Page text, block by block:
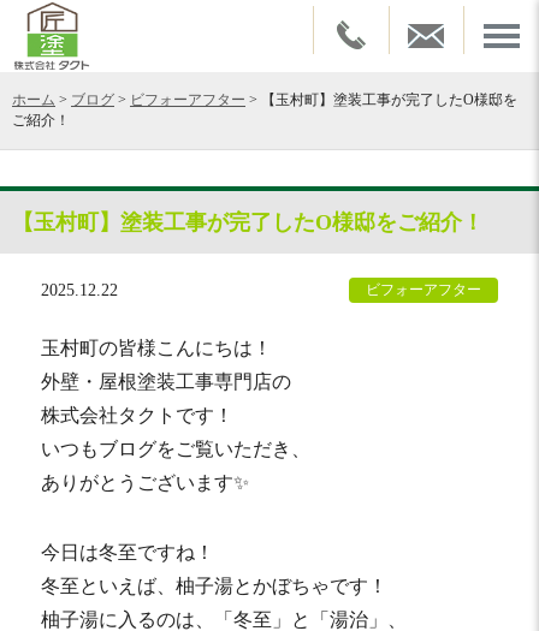
ホーム > ブログ > ビフォーアフター >
【玉村町】塗装工事が完了したO様邸を
ご紹介！
【玉村町】塗装工事が完了したO様邸をご紹介！
2025.12.22 ビフォーアフター
玉村町の皆様こんにちは！
外壁・屋根塗装工事専門店の
株式会社タクトです！
いつもブログをご覧いただき、
ありがとうございます✨
今日は冬至ですね！
冬至といえば、柚子湯とかぼちゃです！
柚子湯に入るのは、「冬至」と「湯治」、